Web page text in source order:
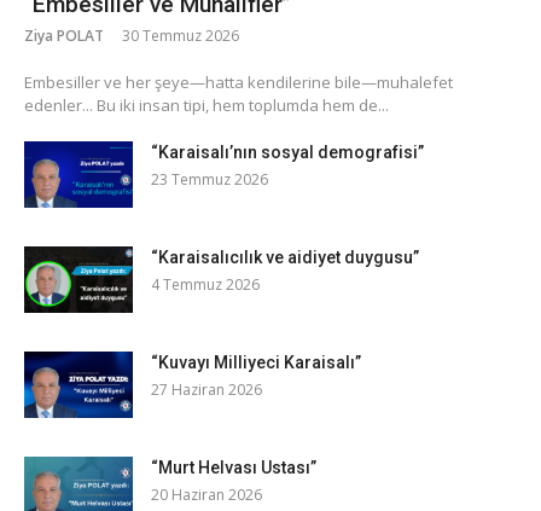
Ziya POLAT 30 Temmuz 2026
​Embesiller ve her şeye—hatta kendilerine bile—muhalefet
edenler... Bu iki insan tipi, hem toplumda hem de...
“Karaisalı’nın sosyal demografisi”
23 Temmuz 2026
“Karaisalıcılık ve aidiyet duygusu”
4 Temmuz 2026
“Kuvayı Milliyeci Karaisalı”
27 Haziran 2026
“Murt Helvası Ustası”
20 Haziran 2026